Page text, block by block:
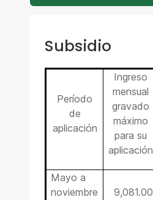
Subsidio
Período
de
aplicación
Ingreso
mensual
gravado
máximo
para su
aplicación
Mayo a
noviembre
9,081.00